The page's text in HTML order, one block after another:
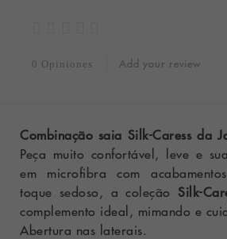
0 Opiniones Add your review
Combinação saia Silk-Caress da
Peça muito confortável, leve e
em microfibra com
toque sedoso, a coleção Silk-
complemento ideal, mimando e
Abertura nas laterais.